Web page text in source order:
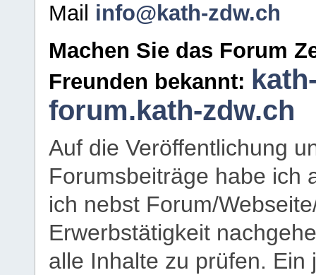
Mail info@kath-zdw.ch
Machen Sie das Forum
Freunden bekannt:
forum.kath-zdw.ch
Auf die Veröffentlichung
Forumsbeiträge habe ich
ich nebst Forum/
Erwerbstätigkeit
alle Inhalte zu prüfen.